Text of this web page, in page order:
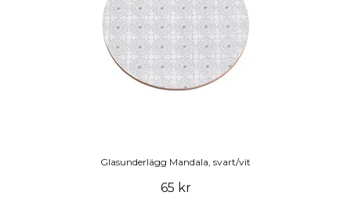
Glasunderlägg Mandala, svart/vit
65 kr